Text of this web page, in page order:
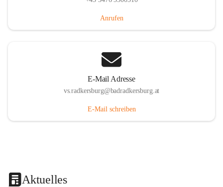
Anrufen
E-Mail Adresse
vs.radkersburg@badradkersburg.at
E-Mail schreiben
Aktuelles